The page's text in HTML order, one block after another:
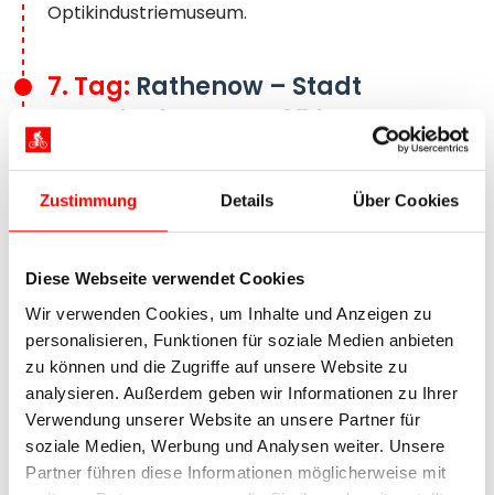
Zustimmung Details Über Cookies
Diese Webseite verwendet Cookies
Wir verwenden Cookies, um Inhalte und Anzeigen zu
personalisieren, Funktionen für soziale Medien anbieten
zu können und die Zugriffe auf unsere Website zu
analysieren. Außerdem geben wir Informationen zu Ihrer
Verwendung unserer Website an unsere Partner für
soziale Medien, Werbung und Analysen weiter. Unsere
Partner führen diese Informationen möglicherweise mit
Optikindustriemuseum.
7. Tag: Rathenow – Stadt
Brandenburg, ca. 65 km
Durch das Seengebiet nordöstlich der Stadt
Das Schloss Sanssouci in Potsdam